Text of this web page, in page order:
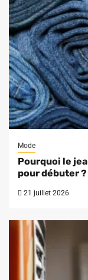
Mode
Pourquoi le
pour débuter ?
21 juillet 2026